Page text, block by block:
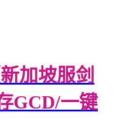
加坡服剑
GCD/一键